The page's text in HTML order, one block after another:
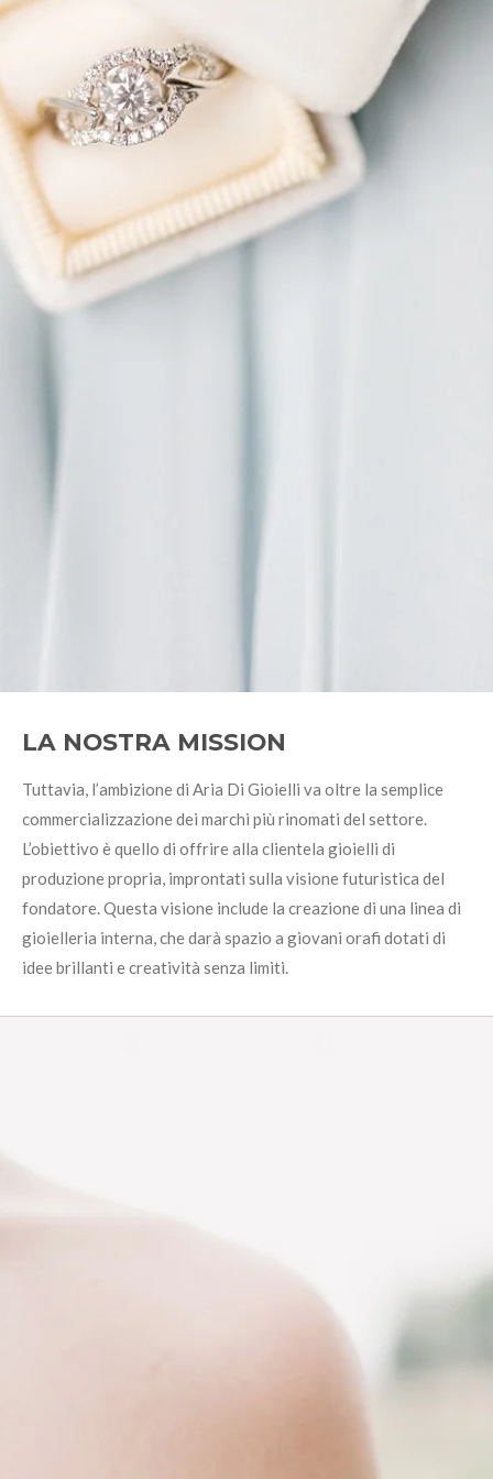
LA NOSTRA MISSION
Tuttavia, l’ambizione di Aria Di Gioielli va oltre la semplice
commercializzazione dei marchi più rinomati del settore.
L’obiettivo è quello di offrire alla clientela gioielli di
produzione propria, improntati sulla visione futuristica del
fondatore. Questa visione include la creazione di una linea di
gioielleria interna, che darà spazio a giovani orafi dotati di
idee brillanti e creatività senza limiti.